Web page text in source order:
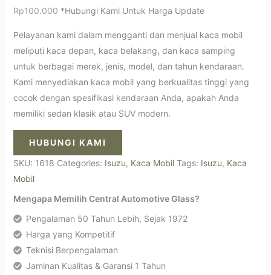
Rp100.000 *Hubungi Kami Untuk Harga Update
Pelayanan kami dalam mengganti dan menjual kaca mobil
meliputi kaca depan, kaca belakang, dan kaca samping
untuk berbagai merek, jenis, model, dan tahun kendaraan.
Kami menyediakan kaca mobil yang berkualitas tinggi yang
cocok dengan spesifikasi kendaraan Anda, apakah Anda
memiliki sedan klasik atau SUV modern.
HUBUNGI KAMI
SKU: 1618 Categories: Isuzu, Kaca Mobil Tags: Isuzu, Kaca
Mobil
Mengapa Memilih Central Automotive Glass?
Pengalaman 50 Tahun Lebih, Sejak 1972
Harga yang Kompetitif
Teknisi Berpengalaman
Jaminan Kualitas & Garansi 1 Tahun